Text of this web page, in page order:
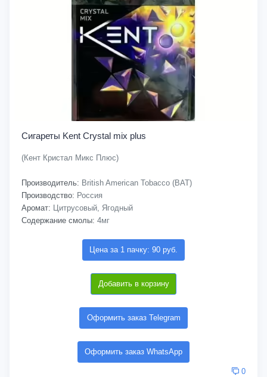
Сигареты Kent Crystal mix plus
(Кент Кристал Микс Плюс)
Производитель: British American Tobacco (BAT)
Производство: Россия
Аромат: Цитрусовый, Ягодный
Содержание смолы: 4мг
Цена за 1 пачку: 90 руб.
Добавить в корзину
Оформить заказ Telegram
Оформить заказ WhatsApp
0